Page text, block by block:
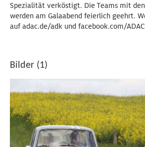
Spezialität verköstigt. Die Teams mit
werden am Galaabend feierlich geehrt.
auf adac.de/adk und facebook.com/
Bilder (1)